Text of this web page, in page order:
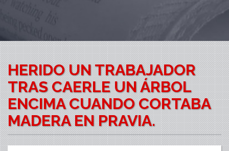
HERIDO UN TRABAJADOR
TRAS CAERLE UN ÁRBOL
ENCIMA CUANDO CORTABA
MADERA EN PRAVIA.